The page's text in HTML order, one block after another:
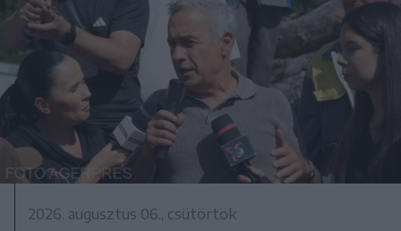
2026. augusztus 06., csütörtök